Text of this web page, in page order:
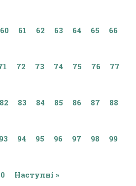
60 61 62 63 64 65 66
72 73 74 75 76 77
82 83 84 85 86 87 88
93 94 95 96 97 98 99
Наступні »